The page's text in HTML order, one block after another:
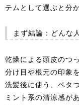
テムとして選ぶと分
まず結論：どんな
乾燥による頭皮のつ
分け目や根元の印象
洗髪後に使う、ベタ
ミント系の清涼感が